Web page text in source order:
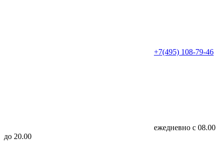
+7(495) 108-79-46
ежедневно с 08.00
до 20.00